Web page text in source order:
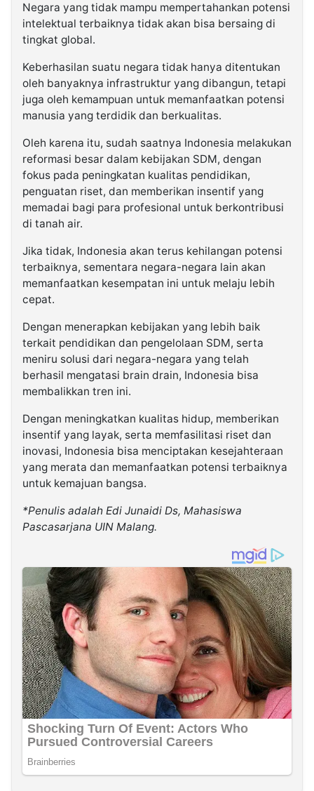
Negara yang tidak mampu mempertahankan potensi
intelektual terbaiknya tidak akan bisa bersaing di
tingkat global.
Keberhasilan suatu negara tidak hanya ditentukan
oleh banyaknya infrastruktur yang dibangun, tetapi
juga oleh kemampuan untuk memanfaatkan potensi
manusia yang terdidik dan berkualitas.
Oleh karena itu, sudah saatnya Indonesia melakukan
reformasi besar dalam kebijakan SDM, dengan
fokus pada peningkatan kualitas pendidikan,
penguatan riset, dan memberikan insentif yang
memadai bagi para profesional untuk berkontribusi
di tanah air.
Jika tidak, Indonesia akan terus kehilangan potensi
terbaiknya, sementara negara-negara lain akan
memanfaatkan kesempatan ini untuk melaju lebih
cepat.
Dengan menerapkan kebijakan yang lebih baik
terkait pendidikan dan pengelolaan SDM, serta
meniru solusi dari negara-negara yang telah
berhasil mengatasi brain drain, Indonesia bisa
membalikkan tren ini.
Dengan meningkatkan kualitas hidup, memberikan
insentif yang layak, serta memfasilitasi riset dan
inovasi, Indonesia bisa menciptakan kesejahteraan
yang merata dan memanfaatkan potensi terbaiknya
untuk kemajuan bangsa.
*Penulis adalah Edi Junaidi Ds, Mahasiswa
Pascasarjana UIN Malang.